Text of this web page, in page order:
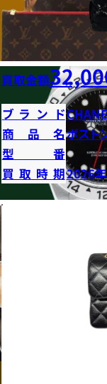
買取金額
ブランド
商品名ボスト
型番
買取時期2026